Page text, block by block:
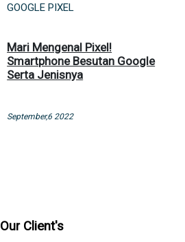
GOOGLE PIXEL
Mari Mengenal Pixel!
Smartphone Besutan Google
Serta Jenisnya
September,6 2022
Our Client's